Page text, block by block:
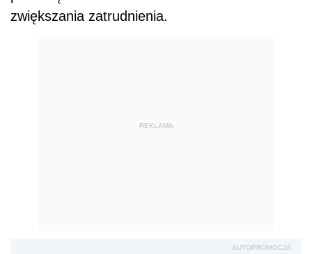
zwiększania zatrudnienia.
REKLAMA
AUTOPROMOCJA